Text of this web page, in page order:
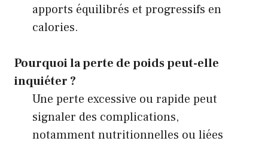
apports équilibrés et progressifs en
calories.
Pourquoi la perte de poids peut-elle
inquiéter ?
Une perte excessive ou rapide peut
signaler des complications,
notamment nutritionnelles ou liées